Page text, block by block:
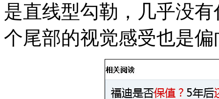
是直线型勾勒，几乎没
个尾部的视觉感受也是